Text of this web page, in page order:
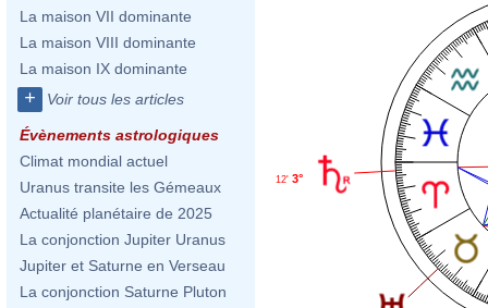
La maison VII dominante
La maison VIII dominante
La maison IX dominante
+ Voir tous les articles
Évènements astrologiques
Climat mondial actuel
Uranus transite les Gémeaux
Actualité planétaire de 2025
La conjonction Jupiter Uranus
Jupiter et Saturne en Verseau
La conjonction Saturne Pluton
3°
12'